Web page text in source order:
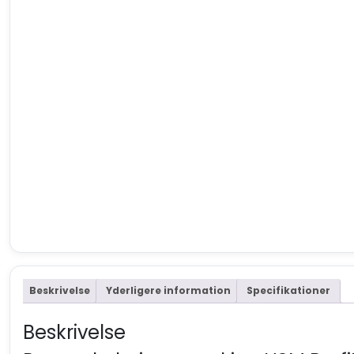
Beskrivelse Yderligere information Specifikationer
Beskrivelse